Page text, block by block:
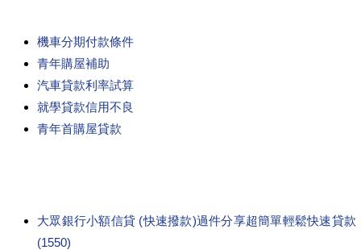
機車分期付款條件
青年購屋補助
汽車貸款利率試算
就學貸款信用不良
青年首購屋貸款
大眾銀行小額信貸 (快速撥款)過件分享超簡單輕鬆快速貸款
(1550)